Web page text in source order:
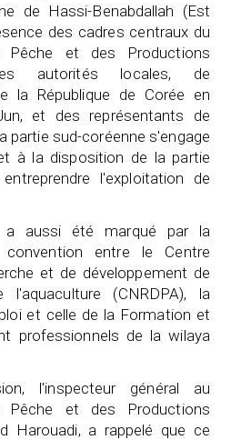
de Hassi-Benabdallah (Est
des cadres centraux du
Pêche et des Productions
autorités locales, de
la République de Corée en
et des représentants de
partie sud-coréenne s'engage
à la disposition de la partie
l'exploitation de
a aussi été marqué par la
convention entre le Centre
et de développement de
(CNRDPA), la
et celle de la Formation et
professionnels de la wilaya
l'inspecteur général au
Pêche et des Productions
Harouadi, a rappelé que ce